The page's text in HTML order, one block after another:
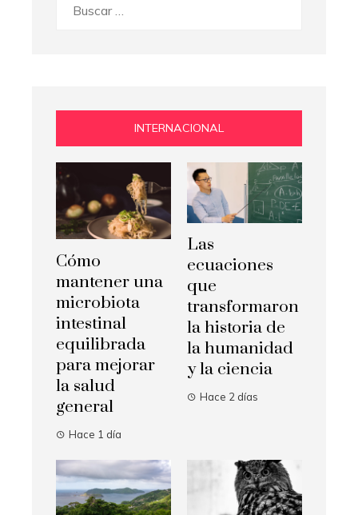
INTERNACIONAL
Cómo
mantener una
microbiota
intestinal
equilibrada
para mejorar
la salud
general
Hace 1 día
Las
ecuaciones
que
transformaron
la historia de
la humanidad
y la ciencia
Hace 2 días